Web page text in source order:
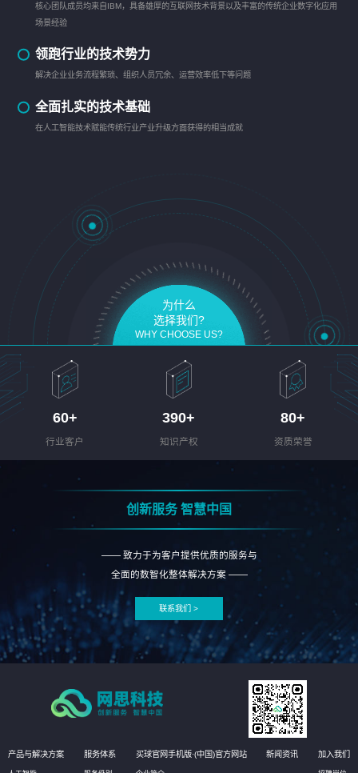
核心团队成员均来自IBM，具备雄厚的互联网技术背景以及丰富的传统企业数字化应用
场景经验
领跑行业的技术势力
解决企业业务流程繁琐、组织人员冗余、运营效率低下等问题
全面扎实的技术基础
在人工智能技术赋能传统行业产业升级方面获得的相当成就
为什么
选择我们?
WHY CHOOSE US?
60+
行业客户
390+
知识产权
80+
资质荣誉
创新服务 智慧中国
—— 致力于为客户提供优质的服务与
全面的数智化整体解决方案 ——
联系我们 >
产品与解决方案 服务体系 买球官网手机版·(中国)官方网站 新闻资讯 加入我们